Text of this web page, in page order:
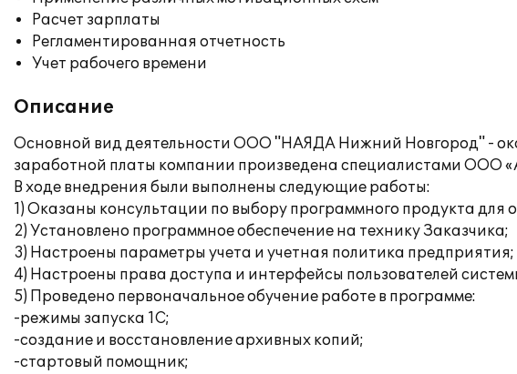
Расчет зарплаты
Регламентированная отчетность
Учет рабочего времени
Описание
Основной вид деятельности ООО "НАЯДА Нижний Новгород" -
заработной платы компании произведена специалистами ООО
В ходе внедрения были выполнены следующие работы:
1) Оказаны консультации по выбору программного продукта для
2) Установлено программное обеспечение на технику Заказчика;
3) Настроены параметры учета и учетная политика предприятия;
4) Настроены права доступа и интерфейсы пользователей
5) Проведено первоначальное обучение работе в программе:
-режимы запуска 1С;
-создание и восстановление архивных копий;
-стартовый помощник;